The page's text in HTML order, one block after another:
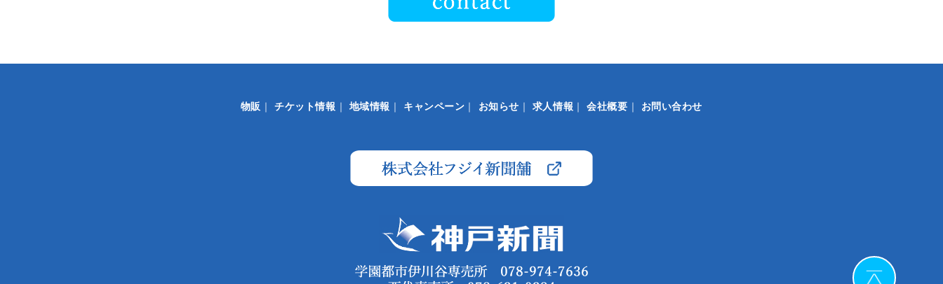
物販 ｜ チケット情報 ｜ 地域情報 ｜ キャンペーン ｜ お知らせ ｜ 求人情報 ｜ 会社概要 ｜ お問い合わせ